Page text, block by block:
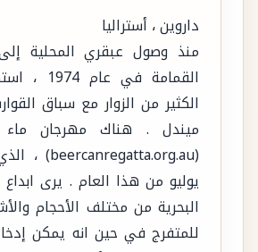
داروين ، أستراليا
منذ وصول عبقري المحلية
القمامة
الكثير من الزوار مع سباق
ميندل . هناك مهرجان ماء
يوليو من هذا العام . يرى ابداع
البحرية من مختلف الأحجام
للمتفرج في حين انه يمكن